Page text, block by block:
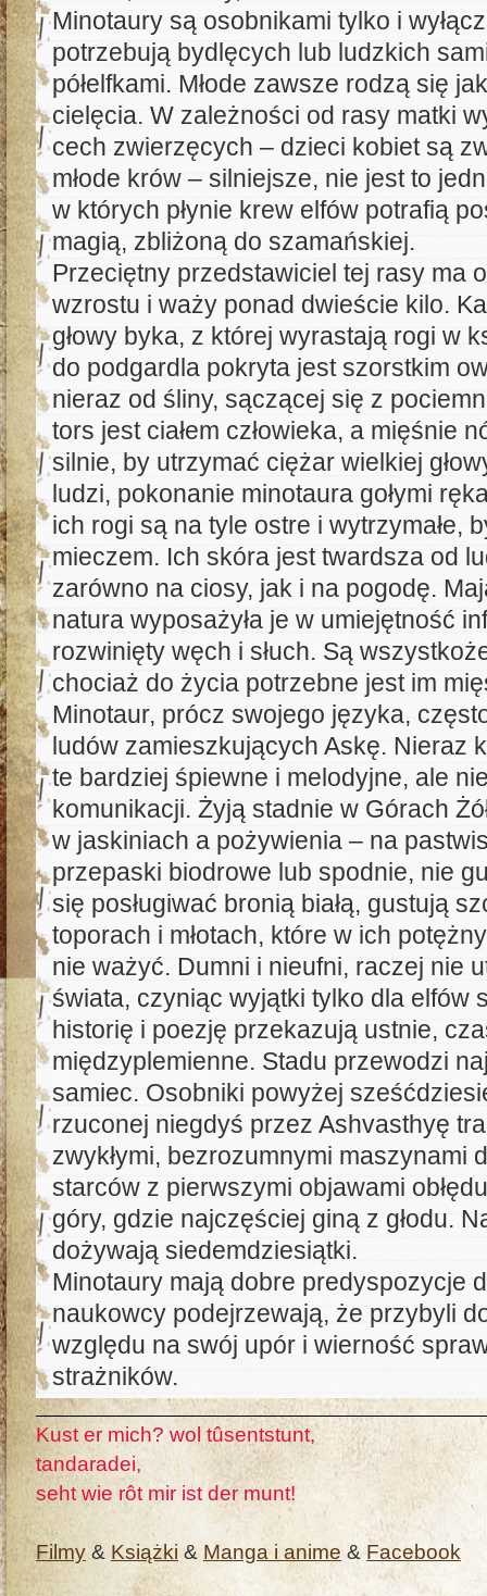
Minotaury są osobnikami tylko i
potrzebują bydlęcych lub ludzkich
półelfkami. Młode zawsze rodzą się
cielęcia. W zależności od rasy matki
cech zwierzęcych – dzieci kobiet są
młode krów – silniejsze, nie jest to
w których płynie krew elfów potrafią
magią, zbliżoną do szamańskiej.
Przeciętny przedstawiciel tej rasy ma
wzrostu i waży ponad dwieście kilo.
głowy byka, z której wyrastają rogi w
do podgardla pokryta jest szorstkim
nieraz od śliny, sączącej się z
tors jest ciałem człowieka, a mięśnie
silnie, by utrzymać ciężar wielkiej
ludzi, pokonanie minotaura gołymi
ich rogi są na tyle ostre i wytrzymałe,
mieczem. Ich skóra jest twardsza od
zarówno na ciosy, jak i na pogodę.
natura wyposażyła je w umiejętność
rozwinięty węch i słuch. Są
chociaż do życia potrzebne jest im
Minotaur, prócz swojego języka,
ludów zamieszkujących Askę. Nieraz
te bardziej śpiewne i melodyjne, ale
komunikacji. Żyją stadnie w Górach
w jaskiniach a pożywienia – na
przepaski biodrowe lub spodnie, nie
się posługiwać bronią białą, gustują
toporach i młotach, które w ich
nie ważyć. Dumni i nieufni, raczej nie
świata, czyniąc wyjątki tylko dla elfów
historię i poezję przekazują ustnie,
międzyplemienne. Stadu przewodzi
samiec. Osobniki powyżej
rzuconej niegdyś przez Ashvasthyę
zwykłymi, bezrozumnymi maszynami
starców z pierwszymi objawami
góry, gdzie najczęściej giną z głodu.
dożywają siedemdziesiątki.
Minotaury mają dobre predyspozycje
naukowcy podejrzewają, że przybyli
względu na swój upór i wierność
strażników.
Kust er mich? wol tûsentstunt,
tandaradei,
seht wie rôt mir ist der munt!
Filmy & Książki & Manga i anime & Facebook